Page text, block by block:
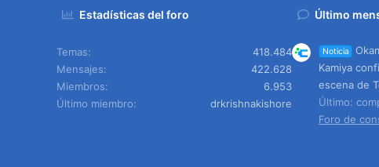
Estadísticas del foro
Temas
418.484
Mensajes
422.628
Miembros
6.953
Último miembro
drkrishnakishore
Último
Noticia
Kamiya
escena de
Último:
Foro de